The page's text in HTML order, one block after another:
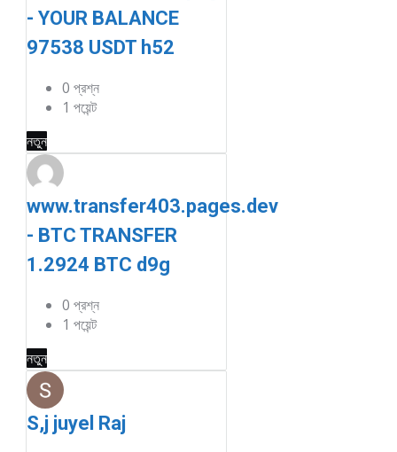
- YOUR BALANCE
97538 USDT h52
0 প্রশ্ন
1 পয়েন্ট
নতুন
www.transfer403.pages.dev
- BTC TRANSFER
1.2924 BTC d9g
0 প্রশ্ন
1 পয়েন্ট
নতুন
S,j juyel Raj